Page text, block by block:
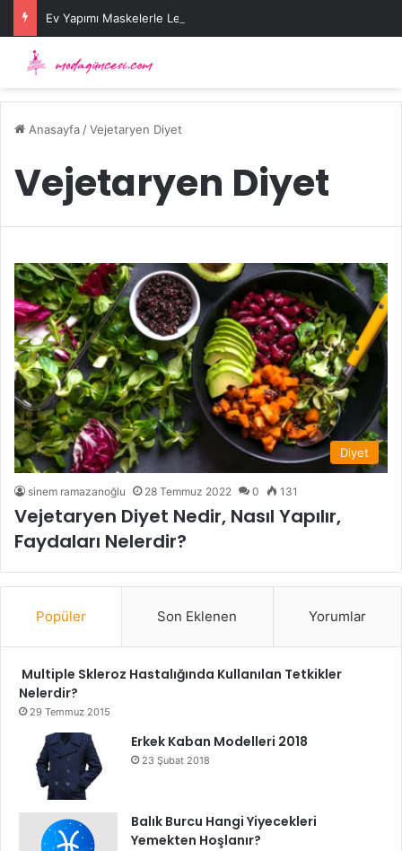
Ev Yapımı Maskelerle Leke Sorununa Çözüm Önerileri
Anasayfa /Vejetaryen Diyet
Vejetaryen Diyet
Diyet
sinem ramazanoğlu 28 Temmuz 2022 0 131
Vejetaryen Diyet Nedir, Nasıl Yapılır,
Faydaları Nelerdir?
Popüler Son Eklenen Yorumlar
Multiple Skleroz Hastalığında Kullanılan Tetkikler
Nelerdir?
29 Temmuz 2015
Erkek Kaban Modelleri 2018
23 Şubat 2018
Balık Burcu Hangi Yiyecekleri
Yemekten Hoşlanır?